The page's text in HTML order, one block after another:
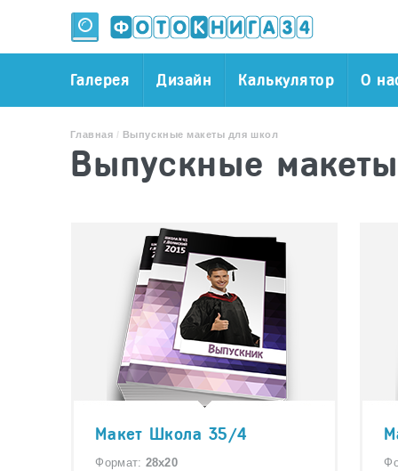
Галерея Дизайн Калькулятор О
Главная / Выпускные макеты для школ
Выпускные
Макет Школа 35/4
Формат: 28х20